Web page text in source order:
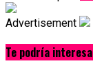
Advertisement
Te podría